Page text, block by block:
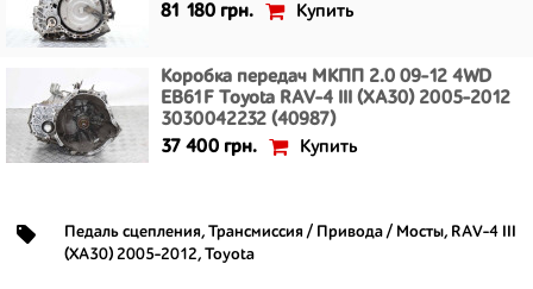
81 180 грн.
Купить
Коробка передач МКПП 2.0 09-12 4WD
EB61F Toyota RAV-4 III (XA30) 2005-2012
3030042232 (40987)
37 400 грн.
Купить
Педаль сцепления, Трансмиссия / Привода / Мосты, RAV-4 III
(XA30) 2005-2012, Toyota